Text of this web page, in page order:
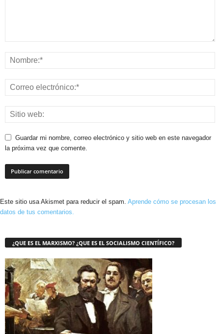
Guardar mi nombre, correo electrónico y sitio web en este navegador
la próxima vez que comente.
Este sitio usa Akismet para reducir el spam. Aprende cómo se procesan los
datos de tus comentarios.
¿QUE ES EL MARXISMO? ¿QUE ES EL SOCIALISMO CIENTÍFICO?